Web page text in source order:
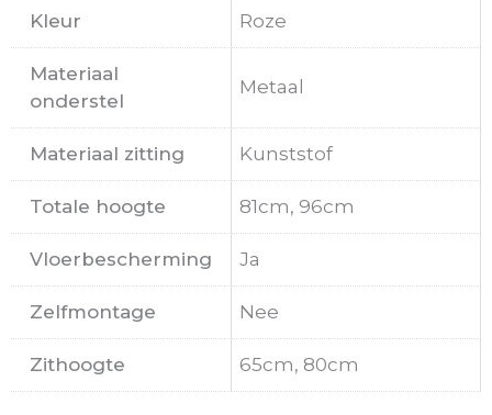
Kleur Roze
Materiaal
onderstel
Metaal
Materiaal zitting Kunststof
Totale hoogte 81cm, 96cm
Vloerbescherming Ja
Zelfmontage Nee
Zithoogte 65cm, 80cm